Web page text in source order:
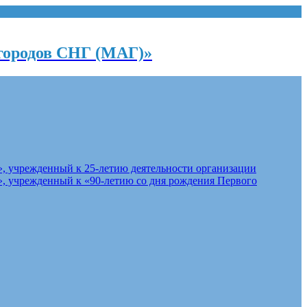
СНГ (МАГ)»
к 25-летию деятельности организации
к «90-летию со дня рождения Первого